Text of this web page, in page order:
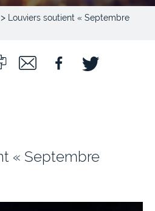
>
Louviers soutient « Septembre
« Septembre